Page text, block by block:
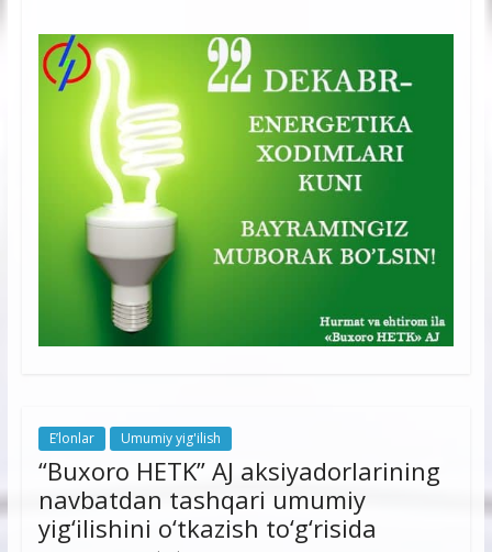
E’lonlar Umumiy yig'ilish
“Buxoro HETK” AJ aksiyadorlarining
navbatdan tashqari umumiy
yig‘ilishini o‘tkazish to‘g‘risida